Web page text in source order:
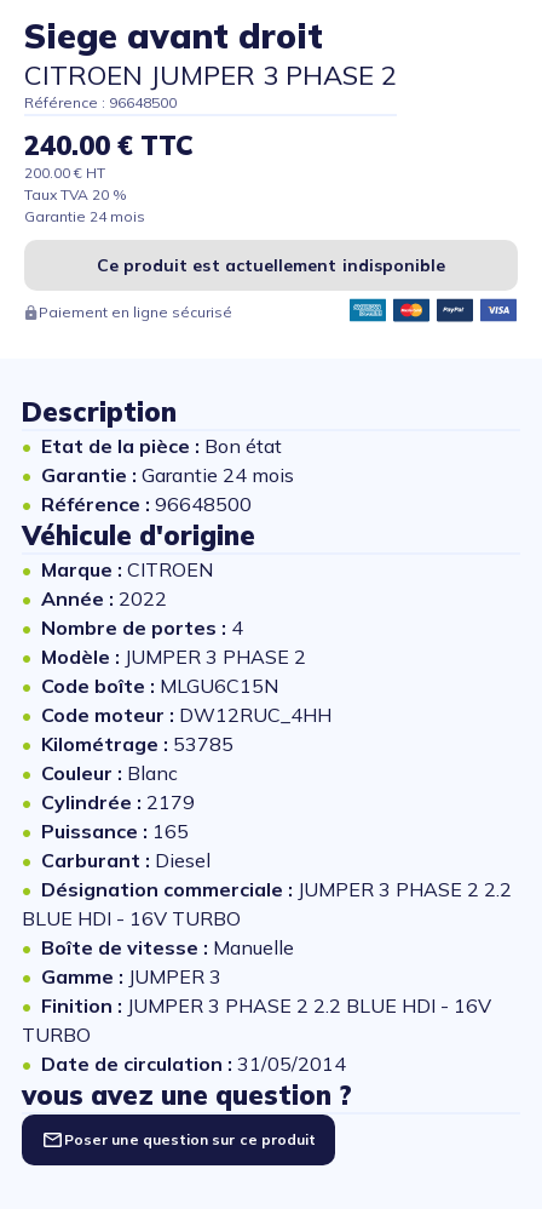
Siege avant droit
CITROEN JUMPER 3 PHASE 2
Référence : 96648500
240.00 € TTC
200.00 € HT
Taux TVA 20 %
Garantie 24 mois
Ce produit est actuellement indisponible
Paiement en ligne sécurisé
Description
Etat de la pièce : Bon état
Garantie : Garantie 24 mois
Référence : 96648500
Véhicule d'origine
Marque : CITROEN
Année : 2022
Nombre de portes : 4
Modèle : JUMPER 3 PHASE 2
Code boîte : MLGU6C15N
Code moteur : DW12RUC_4HH
Kilométrage : 53785
Couleur : Blanc
Cylindrée : 2179
Puissance : 165
Carburant : Diesel
Désignation commerciale : JUMPER 3 PHASE 2 2.2
BLUE HDI - 16V TURBO
Boîte de vitesse : Manuelle
Gamme : JUMPER 3
Finition : JUMPER 3 PHASE 2 2.2 BLUE HDI - 16V
TURBO
Date de circulation : 31/05/2014
vous avez une question ?
Poser une question sur ce produit